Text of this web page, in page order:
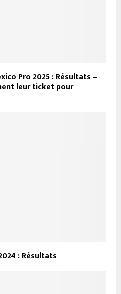
Pro 2025 : Résultats –
leur ticket pour
: Résultats